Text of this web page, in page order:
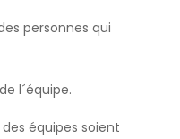
personnes qui
l´équipe.
équipes soient